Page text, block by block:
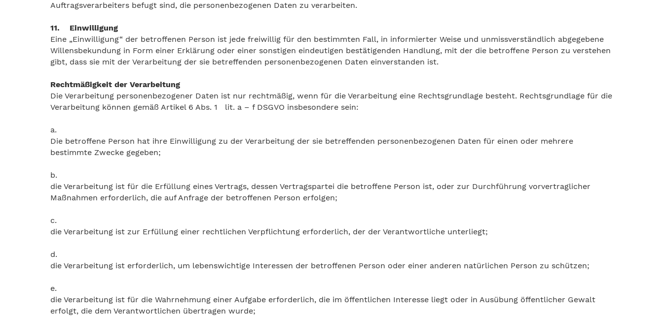
Auftragsverarbeiters befugt sind, die personenbezogenen Daten zu verarbeiten.
11. Einwilligung
Eine „Einwilligung“ der betroffenen Person ist jede freiwillig für den bestimmten Fall, in informierter Weise und unmissverständlich abgegebene
Willensbekundung in Form einer Erklärung oder einer sonstigen eindeutigen bestätigenden Handlung, mit der die betroffene Person zu verstehen
gibt, dass sie mit der Verarbeitung der sie betreffenden personenbezogenen Daten einverstanden ist.
Rechtmäßigkeit der Verarbeitung
Die Verarbeitung personenbezogener Daten ist nur rechtmäßig, wenn für die Verarbeitung eine Rechtsgrundlage besteht. Rechtsgrundlage für die
Verarbeitung können gemäß Artikel 6 Abs. 1 lit. a – f DSGVO insbesondere sein:
a.
Die betroffene Person hat ihre Einwilligung zu der Verarbeitung der sie betreffenden personenbezogenen Daten für einen oder mehrere
bestimmte Zwecke gegeben;
b.
die Verarbeitung ist für die Erfüllung eines Vertrags, dessen Vertragspartei die betroffene Person ist, oder zur Durchführung vorvertraglicher
Maßnahmen erforderlich, die auf Anfrage der betroffenen Person erfolgen;
c.
die Verarbeitung ist zur Erfüllung einer rechtlichen Verpflichtung erforderlich, der der Verantwortliche unterliegt;
d.
die Verarbeitung ist erforderlich, um lebenswichtige Interessen der betroffenen Person oder einer anderen natürlichen Person zu schützen;
e.
die Verarbeitung ist für die Wahrnehmung einer Aufgabe erforderlich, die im öffentlichen Interesse liegt oder in Ausübung öffentlicher Gewalt
erfolgt, die dem Verantwortlichen übertragen wurde;